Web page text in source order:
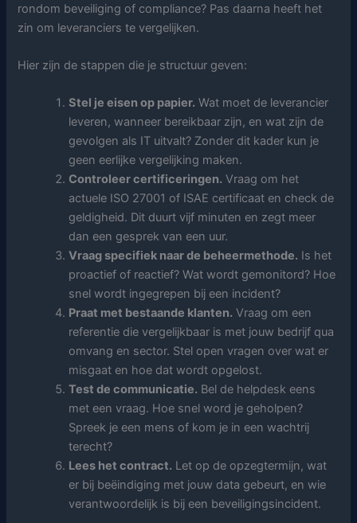
rondom beveiliging of compliance? Pas daarna heeft het
zin om leveranciers te vergelijken.
Hier zijn de stappen die je structuur geven:
Stel je eisen op papier. Wat moet de leverancier
leveren, wanneer bereikbaar zijn, en wat zijn de
gevolgen als IT uitvalt? Zonder dit kader kun je
geen eerlijke vergelijking maken.
Controleer certificeringen. Vraag om het
actuele ISO 27001 of ISAE certificaat en check de
geldigheid. Dit duurt vijf minuten en zegt meer
dan een gesprek van een uur.
Vraag specifiek naar de beheermethode. Is het
proactief of reactief? Wat wordt gemonitord? Hoe
snel wordt ingegrepen bij een incident?
Praat met bestaande klanten. Vraag om een
referentie die vergelijkbaar is met jouw bedrijf qua
omvang en sector. Stel open vragen over wat er
misgaat en hoe dat wordt opgelost.
Test de communicatie. Bel de helpdesk eens
met een vraag. Hoe snel word je geholpen?
Spreek je een mens of kom je in een wachtrij
terecht?
Lees het contract. Let op de opzegtermijn, wat
er bij beëindiging met jouw data gebeurt, en wie
verantwoordelijk is bij een beveiligingsincident.